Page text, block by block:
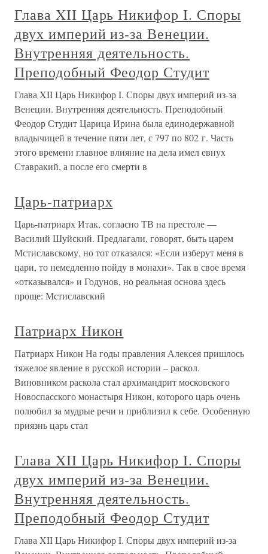
Глава XII Царь Никифор I. Споры
двух империй из-за Венеции.
Внутренняя деятельность.
Преподобный Феодор Студит
Глава XII Царь Никифор I. Споры двух империй из-за
Венеции. Внутренняя деятельность. Преподобный
Феодор Студит Царица Ирина была единодержавной
владычицей в течение пяти лет, с 797 по 802 г. Часть
этого времени главное влияние на дела имел евнух
Ставракий, а после его смерти в
Царь-патриарх
Царь-патриарх Итак, согласно ТВ на престоле —
Василий Шуйский. Предлагали, говорят, быть царем
Мстиславскому, но тот отказался: «Если изберут меня в
цари, то немедленно пойду в монахи». Так в свое время
«отказывался» и Годунов, но реальная основа здесь
проще: Мстиславский
Патриарх Никон
Патриарх Никон На годы правления Алексея пришлось
тяжелое явление в русской истории – раскол.
Виновником раскола стал архимандрит московского
Новоспасского монастыря Никон, которого царь очень
полюбил за мудрые речи и приблизил к себе. Особенную
приязнь царь стал
Глава XII Царь Никифор I. Споры
двух империй из-за Венеции.
Внутренняя деятельность.
Преподобный Феодор Студит
Глава XII Царь Никифор I. Споры двух империй из-за